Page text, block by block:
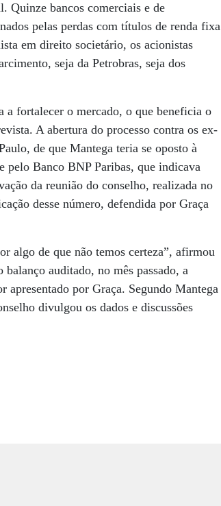
Quinze bancos comerciais e de
pelas perdas com títulos de renda fixa
em direito societário, os acionistas
seja da Petrobras, seja dos
a fortalecer o mercado, o que beneficia o
A abertura do processo contra os ex-
de que Mantega teria se oposto à
Banco BNP Paribas, que indicava
da reunião do conselho, realizada no
desse número, defendida por Graça
algo de que não temos certeza”, afirmou
auditado, no mês passado, a
apresentado por Graça. Segundo Mantega
divulgou os dados e discussões